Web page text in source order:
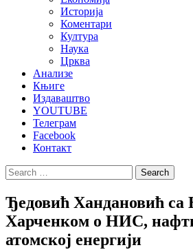
Историја
Коментари
Култура
Наука
Црква
Анализе
Књиге
Издаваштво
YOUTUBE
Телеграм
Facebook
Контакт
Search
for:
Ђедовић Хандановић са
Харченком о НИС,
атомској енергији